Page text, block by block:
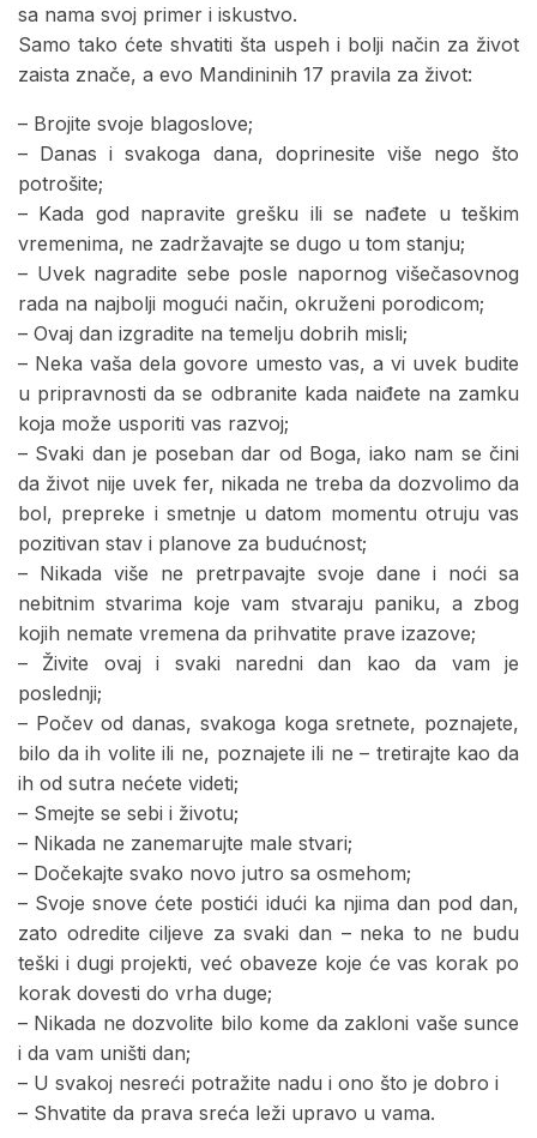
sa nama svoj primer i iskustvo.
Samo tako ćete shvatiti šta uspeh i bolji način za život
zaista znače, a evo Mandininih 17 pravila za život:
– Brojite svoje blagoslove;
– Danas i svakoga dana, doprinesite više nego što
potrošite;
– Kada god napravite grešku ili se nađete u teškim
vremenima, ne zadržavajte se dugo u tom stanju;
– Uvek nagradite sebe posle napornog višečasovnog
rada na najbolji mogući način, okruženi porodicom;
– Ovaj dan izgradite na temelju dobrih misli;
– Neka vaša dela govore umesto vas, a vi uvek budite
u pripravnosti da se odbranite kada naiđete na zamku
koja može usporiti vas razvoj;
– Svaki dan je poseban dar od Boga, iako nam se čini
da život nije uvek fer, nikada ne treba da dozvolimo da
bol, prepreke i smetnje u datom momentu otruju vas
pozitivan stav i planove za budućnost;
– Nikada više ne pretrpavajte svoje dane i noći sa
nebitnim stvarima koje vam stvaraju paniku, a zbog
kojih nemate vremena da prihvatite prave izazove;
– Živite ovaj i svaki naredni dan kao da vam je
poslednji;
– Počev od danas, svakoga koga sretnete, poznajete,
bilo da ih volite ili ne, poznajete ili ne – tretirajte kao da
ih od sutra nećete videti;
– Smejte se sebi i životu;
– Nikada ne zanemarujte male stvari;
– Dočekajte svako novo jutro sa osmehom;
– Svoje snove ćete postići idući ka njima dan pod dan,
zato odredite ciljeve za svaki dan – neka to ne budu
teški i dugi projekti, već obaveze koje će vas korak po
korak dovesti do vrha duge;
– Nikada ne dozvolite bilo kome da zakloni vaše sunce
i da vam uništi dan;
– U svakoj nesreći potražite nadu i ono što je dobro i
– Shvatite da prava sreća leži upravo u vama.